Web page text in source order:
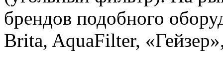
брендов подобного
Brita, AquaFilter,